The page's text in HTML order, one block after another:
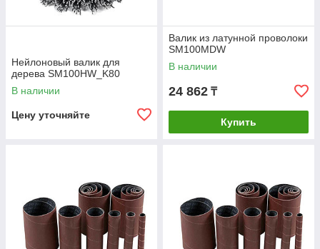
Нейлоновый валик для
дерева SM100HW_K80
В наличии
Цену уточняйте
Валик из латунной проволоки
SM100MDW
В наличии
24 862 ₸
Купить